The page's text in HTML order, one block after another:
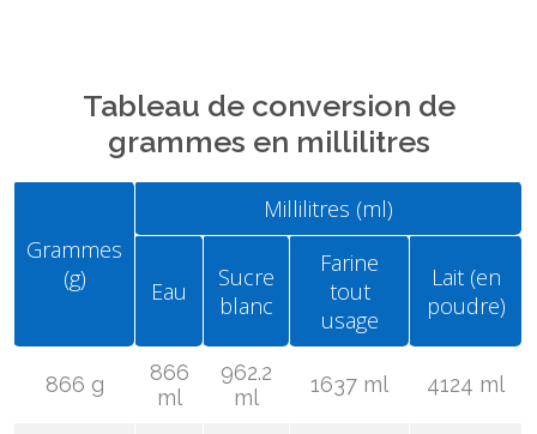
Tableau de conversion de
grammes en millilitres
Grammes
(g)
Millilitres (ml)
Eau
Sucre
blanc
Farine
tout
usage
Lait (en
poudre)
866 g
866
ml
962.2
ml
1637 ml 4124 ml